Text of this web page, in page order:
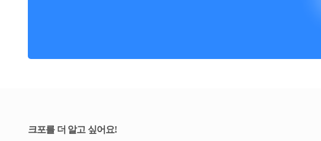
크포를 더 알고 싶어요!